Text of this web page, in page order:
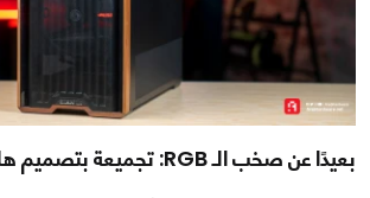
بعيدًا عن صخب الـ RGB: تجميعة بتصميم هادئ وأداء متوحش